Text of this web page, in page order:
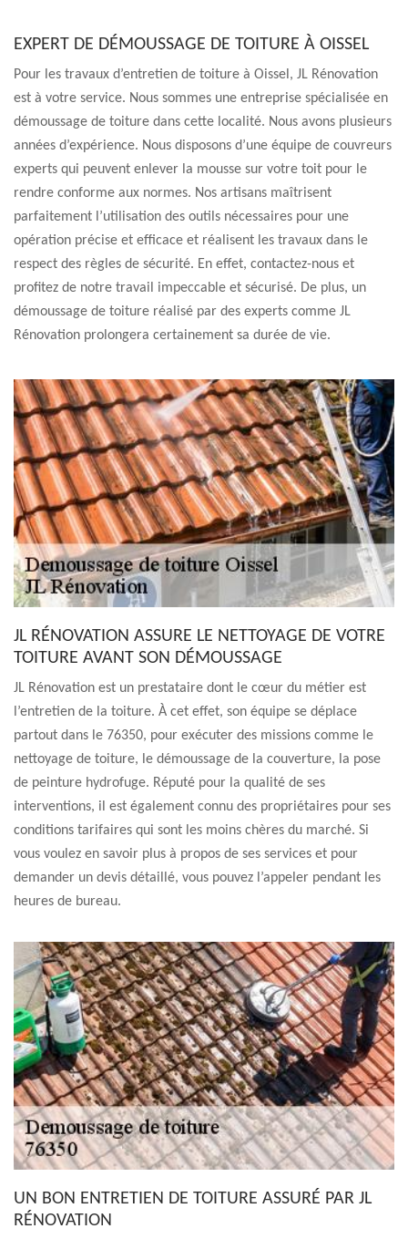
EXPERT DE DÉMOUSSAGE DE TOITURE À OISSEL
Pour les travaux d’entretien de toiture à Oissel, JL Rénovation
est à votre service. Nous sommes une entreprise spécialisée en
démoussage de toiture dans cette localité. Nous avons plusieurs
années d’expérience. Nous disposons d’une équipe de couvreurs
experts qui peuvent enlever la mousse sur votre toit pour le
rendre conforme aux normes. Nos artisans maîtrisent
parfaitement l’utilisation des outils nécessaires pour une
opération précise et efficace et réalisent les travaux dans le
respect des règles de sécurité. En effet, contactez-nous et
profitez de notre travail impeccable et sécurisé. De plus, un
démoussage de toiture réalisé par des experts comme JL
Rénovation prolongera certainement sa durée de vie.
JL RÉNOVATION ASSURE LE NETTOYAGE DE VOTRE
TOITURE AVANT SON DÉMOUSSAGE
JL Rénovation est un prestataire dont le cœur du métier est
l’entretien de la toiture. À cet effet, son équipe se déplace
partout dans le 76350, pour exécuter des missions comme le
nettoyage de toiture, le démoussage de la couverture, la pose
de peinture hydrofuge. Réputé pour la qualité de ses
interventions, il est également connu des propriétaires pour ses
conditions tarifaires qui sont les moins chères du marché. Si
vous voulez en savoir plus à propos de ses services et pour
demander un devis détaillé, vous pouvez l’appeler pendant les
heures de bureau.
UN BON ENTRETIEN DE TOITURE ASSURÉ PAR JL
RÉNOVATION